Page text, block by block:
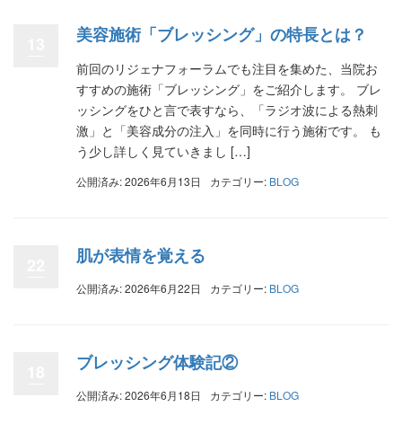
美容施術「ブレッシング」の特長とは？
前回のリジェナフォーラムでも注目を集めた、当院お
すすめの施術「ブレッシング」をご紹介します。 ブレ
ッシングをひと言で表すなら、「ラジオ波による熱刺
激」と「美容成分の注入」を同時に行う施術です。 も
う少し詳しく見ていきまし […]
公開済み: 2026年6月13日 カテゴリー: BLOG
肌が表情を覚える
公開済み: 2026年6月22日 カテゴリー: BLOG
ブレッシング体験記②
公開済み: 2026年6月18日 カテゴリー: BLOG